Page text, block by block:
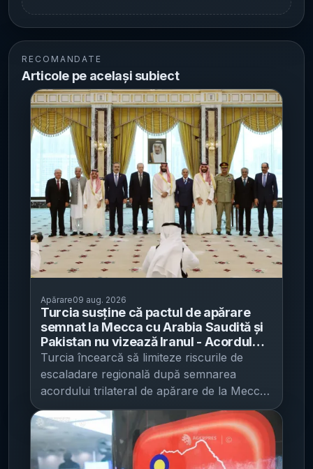
RECOMANDATE
Articole pe același subiect
Apărare09 aug. 2026
Turcia susține că pactul de apărare
semnat la Mecca cu Arabia Saudită și
Pakistan nu vizează Iranul - Acordul
include o clauză de apărare mutuală
de tip Articolul 5 și prevede comitete
comune și un secretariat în Arabia
Saudită
Turcia încearcă să limiteze riscurile de
escaladare regională după semnarea
acordului trilateral de apărare de la Mecca
cu Arabia Saudită și Pakistan, insistând că
pactul nu vizează Iranul, potrivit Al
Jazeera . Mesajul vine pe fondul
întrebărilor despre cum ar funcționa în